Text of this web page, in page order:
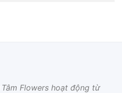
Tâm Flowers hoạt động từ